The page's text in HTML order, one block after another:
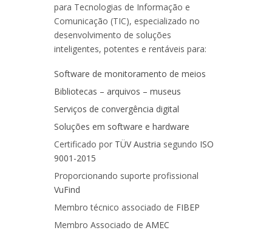
para Tecnologias de Informação e
Comunicação (TIC), especializado no
desenvolvimento de soluções
inteligentes, potentes e rentáveis para:
Software de monitoramento de meios
Bibliotecas – arquivos – museus
Serviços de convergência digital
Soluções em software e hardware
Certificado por TÜV Austria segundo ISO
9001-2015
Proporcionando suporte profissional
VuFind
Membro técnico associado de FIBEP
Membro Associado de AMEC